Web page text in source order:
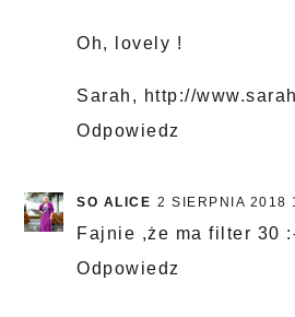
Oh, lovely !
Sarah, http://
Odpowiedz
SO ALICE 2 SIERPNIA 2018
Fajnie ,że ma filter 30
Odpowiedz